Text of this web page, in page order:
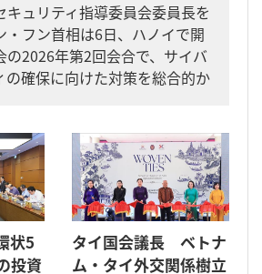
キュリティ指導委員会委員長を
・フン首相は6日、ハノイで開
の2026年第2回会合で、サイバ
の確保に向けた対策を総合的か
状5
投資
タイ国会議長 ベトナ
ム・タイ外交関係樹立